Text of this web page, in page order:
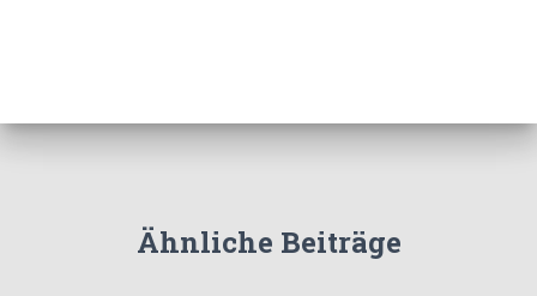
Ähnliche Beiträge